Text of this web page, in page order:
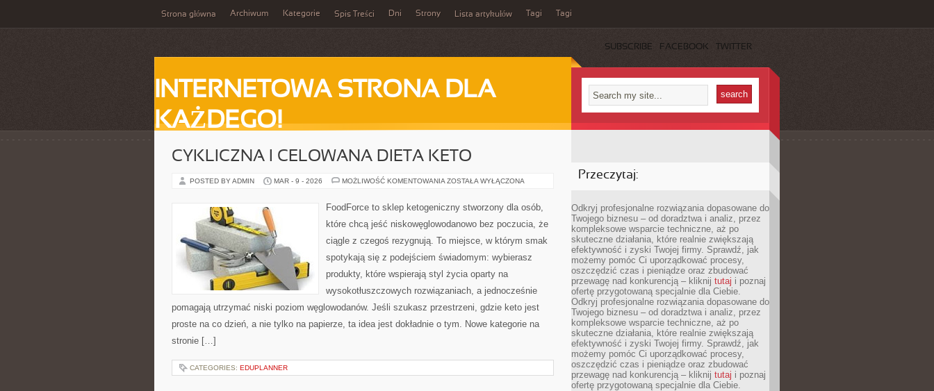
Strona główna Archiwum Kategorie Spis Treści Dni Strony Lista artykułów Tagi Tagi
SUBSCRIBE FACEBOOK TWITTER
INTERNETOWA STRONA DLA
KAŻDEGO!
CYKLICZNA I CELOWANA DIETA KETO
POSTED BY ADMIN MAR - 9 - 2026 MOŻLIWOŚĆ KOMENTOWANIA CYKLICZNA
KETO
ZOSTAŁA WYŁĄCZONA
FoodForce to sklep ketogeniczny stworzony dla osób,
które chcą jeść niskowęglowodanowo bez poczucia, że
ciągle z czegoś rezygnują. To miejsce, w którym smak
spotykają się z podejściem świadomym: wybierasz
produkty, które wspierają styl życia oparty na
wysokotłuszczowych rozwiązaniach, a jednocześnie
pomagają utrzymać niski poziom węglowodanów. Jeśli szukasz przestrzeni, gdzie keto jest
proste na co dzień, a nie tylko na papierze, ta idea jest dokładnie o tym. Nowe kategorie na
stronie […]
CATEGORIES: EDUPLANNER
Przeczytaj:
Odkryj profesjonalne rozwiązania dopasowane do
Twojego biznesu – od doradztwa i analiz, przez
kompleksowe wsparcie techniczne, aż po
skuteczne działania, które realnie zwiększają
efektywność i zyski Twojej firmy. Sprawdź, jak
możemy pomóc Ci uporządkować procesy,
oszczędzić czas i pieniądze oraz zbudować
przewagę nad konkurencją – kliknij tutaj i poznaj
ofertę przygotowaną specjalnie dla Ciebie.
Odkryj profesjonalne rozwiązania dopasowane do
Twojego biznesu – od doradztwa i analiz, przez
kompleksowe wsparcie techniczne, aż po
skuteczne działania, które realnie zwiększają
efektywność i zyski Twojej firmy. Sprawdź, jak
możemy pomóc Ci uporządkować procesy,
oszczędzić czas i pieniądze oraz zbudować
przewagę nad konkurencją – kliknij tutaj i poznaj
ofertę przygotowaną specjalnie dla Ciebie.